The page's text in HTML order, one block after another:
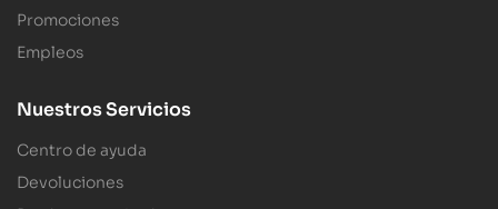
Promociones
Empleos
Nuestros Servicios
Centro de ayuda
Devoluciones